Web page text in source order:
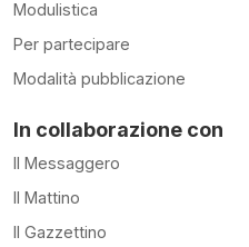
Modulistica
Per partecipare
Modalità pubblicazione
In collaborazione con
Il Messaggero
Il Mattino
Il Gazzettino